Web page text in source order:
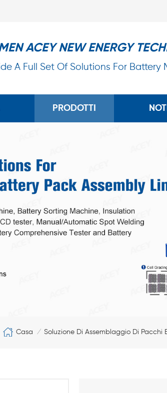
ACEY NEW ENERGY
A Full Set Of Solutions For Battery
PRODOTTI
Casa / Soluzione Di Assemblaggio Di Pacchi